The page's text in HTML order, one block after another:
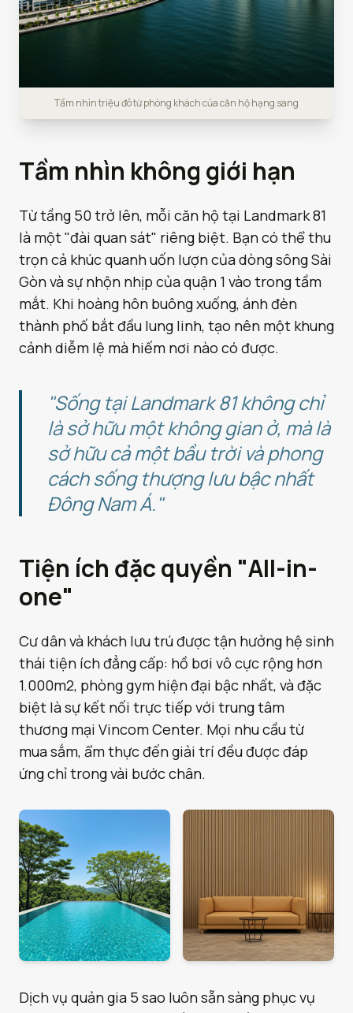
Tầm nhìn triệu đô từ phòng khách của căn hộ hạng sang
Tầm nhìn không giới hạn
Từ tầng 50 trở lên, mỗi căn hộ tại Landmark 81
là một "đài quan sát" riêng biệt. Bạn có thể thu
trọn cả khúc quanh uốn lượn của dòng sông Sài
Gòn và sự nhộn nhịp của quận 1 vào trong tầm
mắt. Khi hoàng hôn buông xuống, ánh đèn
thành phố bắt đầu lung linh, tạo nên một khung
cảnh diễm lệ mà hiếm nơi nào có được.
"Sống tại Landmark 81 không chỉ
là sở hữu một không gian ở, mà là
sở hữu cả một bầu trời và phong
cách sống thượng lưu bậc nhất
Đông Nam Á."
Tiện ích đặc quyền "All-in-
one"
Cư dân và khách lưu trú được tận hưởng hệ sinh
thái tiện ích đẳng cấp: hồ bơi vô cực rộng hơn
1.000m2, phòng gym hiện đại bậc nhất, và đặc
biệt là sự kết nối trực tiếp với trung tâm
thương mại Vincom Center. Mọi nhu cầu từ
mua sắm, ẩm thực đến giải trí đều được đáp
ứng chỉ trong vài bước chân.
Dịch vụ quản gia 5 sao luôn sẵn sàng phục vụ